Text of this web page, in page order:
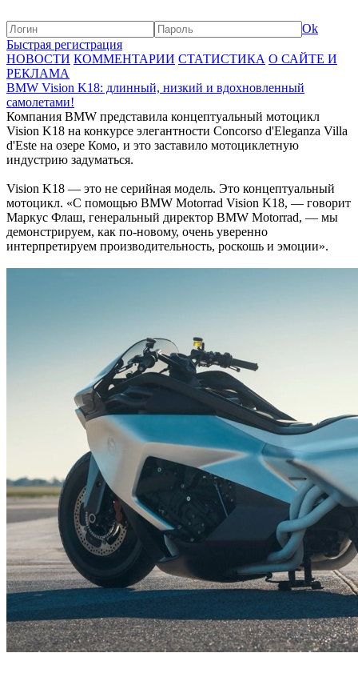
Ok
Быстрая регистрация
НОВОСТИ КОММЕНТАРИИ СТАТИСТИКА О САЙТЕ И
РЕКЛАМА
BMW Vision K18: длинный, низкий и вдохновленный
самолетами!
Компания BMW представила концептуальный мотоцикл
Vision K18 на конкурсе элегантности Concorso d'Eleganza Villa
d'Este на озере Комо, и это заставило мотоциклетную
индустрию задуматься.
Vision K18 — это не серийная модель. Это концептуальный
мотоцикл. «С помощью BMW Motorrad Vision K18, — говорит
Маркус Флаш, генеральный директор BMW Motorrad, — мы
демонстрируем, как по-новому, очень уверенно
интерпретируем производительность, роскошь и эмоции».